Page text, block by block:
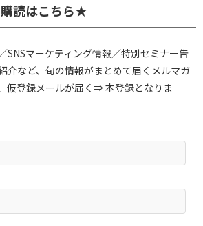
読はこちら★
SNSマーケティング情報／特別セミナー告
介など、旬の情報がまとめて届くメルマガ
仮登録メールが届く⇒ 本登録となりま